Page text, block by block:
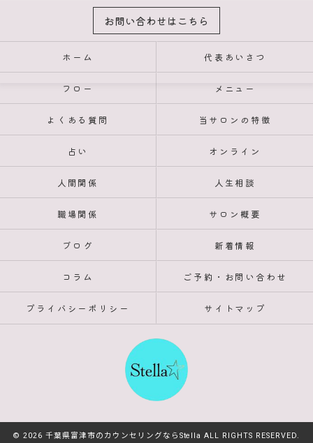
お問い合わせはこちら
ホーム 代表あいさつ
フロー メニュー
よくある質問 当サロンの特徴
占い オンライン
人間関係 人生相談
職場関係 サロン概要
ブログ 新着情報
コラム ご予約・お問い合わせ
プライバシーポリシー サイトマップ
© 2026 千葉県富津市のカウンセリングならStella ALL RIGHTS RESERVED.